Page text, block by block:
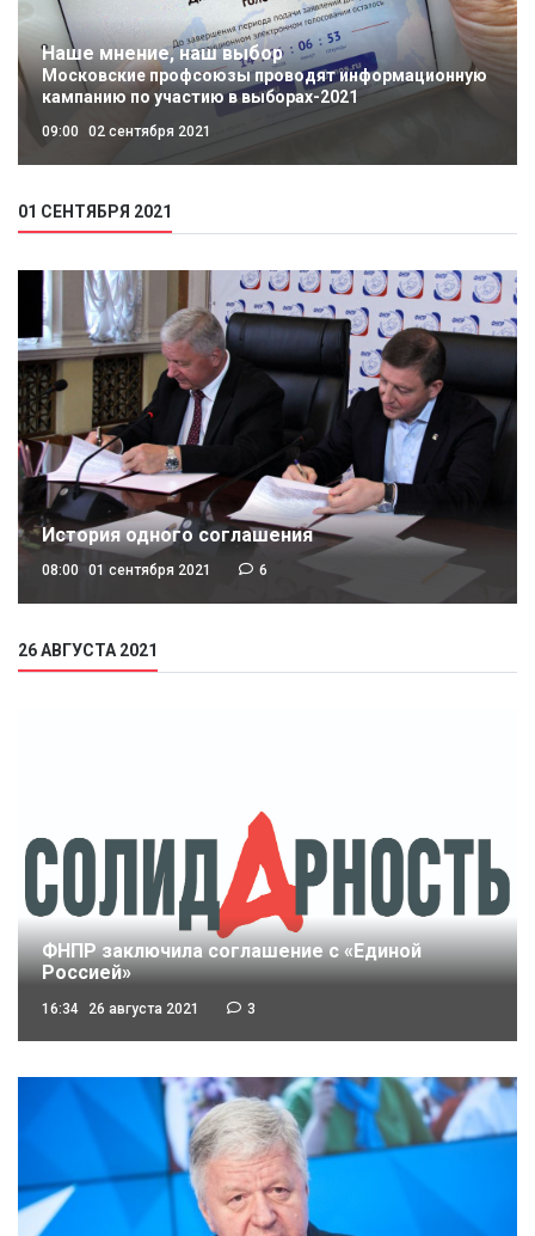
Наше мнение, наш выбор
Московские профсоюзы проводят информационную
кампанию по участию в выборах-2021
09:00 02 сентября 2021
01 СЕНТЯБРЯ 2021
История одного соглашения
08:00 01 сентября 2021 6
26 АВГУСТА 2021
ФНПР заключила соглашение с «Единой
Россией»
16:34 26 августа 2021 3